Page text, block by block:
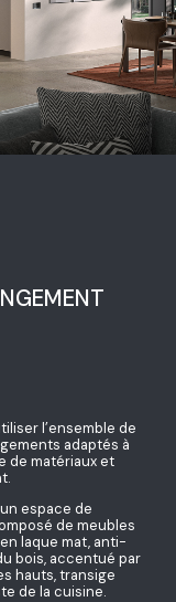
l’ensemble de
adaptés à
de matériaux et
espace de
de meubles
laque mat, anti-
bois, accentué par
hauts, transige
de la cuisine.